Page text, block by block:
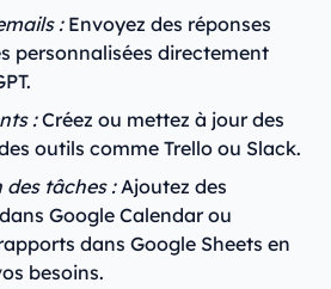
:Envoyez des réponses
personnalisées directement
:Créez ou mettez à jour des
outils comme Trello ou Slack.
tâches :Ajoutez des
Google Calendar ou
dans Google Sheets en
besoins.